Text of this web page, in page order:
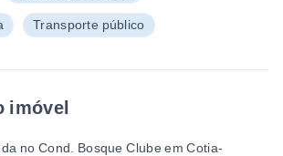
Transporte público
imóvel
no Cond. Bosque Clube em Cotia-